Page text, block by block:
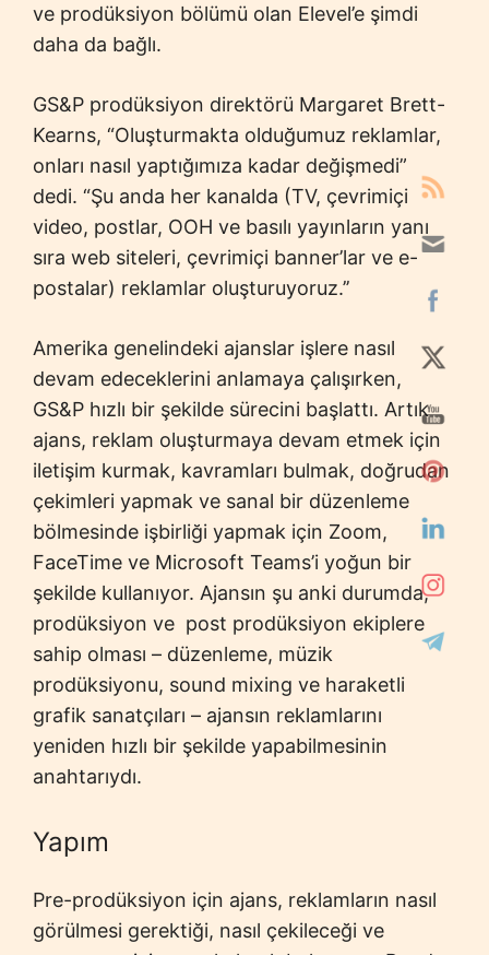
ve prodüksiyon bölümü olan Elevel’e şimdi
daha da bağlı.
GS&P prodüksiyon direktörü Margaret Brett-
Kearns, “Oluşturmakta olduğumuz reklamlar,
onları nasıl yaptığımıza kadar değişmedi”
dedi. “Şu anda her kanalda (TV, çevrimiçi
video, postlar, OOH ve basılı yayınların yanı
sıra web siteleri, çevrimiçi banner’lar ve e-
postalar) reklamlar oluşturuyoruz.’’
Amerika genelindeki ajanslar işlere nasıl
devam edeceklerini anlamaya çalışırken,
GS&P hızlı bir şekilde sürecini başlattı. Artık
ajans, reklam oluşturmaya devam etmek için
iletişim kurmak, kavramları bulmak, doğrudan
çekimleri yapmak ve sanal bir düzenleme
bölmesinde işbirliği yapmak için Zoom,
FaceTime ve Microsoft Teams’i yoğun bir
şekilde kullanıyor. Ajansın şu anki durumda,
prodüksiyon ve post prodüksiyon ekiplere
sahip olması – düzenleme, müzik
prodüksiyonu, sound mixing ve haraketli
grafik sanatçıları – ajansın reklamlarını
yeniden hızlı bir şekilde yapabilmesinin
anahtarıydı.
Yapım
Pre-prodüksiyon için ajans, reklamların nasıl
görülmesi gerektiği, nasıl çekileceği ve